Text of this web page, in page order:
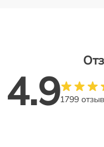
4.91799